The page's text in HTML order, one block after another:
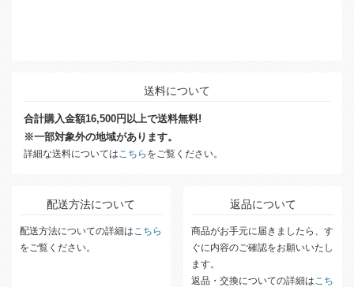
送料について
合計購入金額16,500円以上で送料無料!
※一部対象外の地域があります。
詳細な送料についてはこちら をご覧ください。
配送方法について
配送方法についての詳細はこちら
をご覧ください。
返品について
商品がお手元に届きましたら、す
ぐに内容のご確認をお願いいたし
ます。
返品・交換についての詳細はこち